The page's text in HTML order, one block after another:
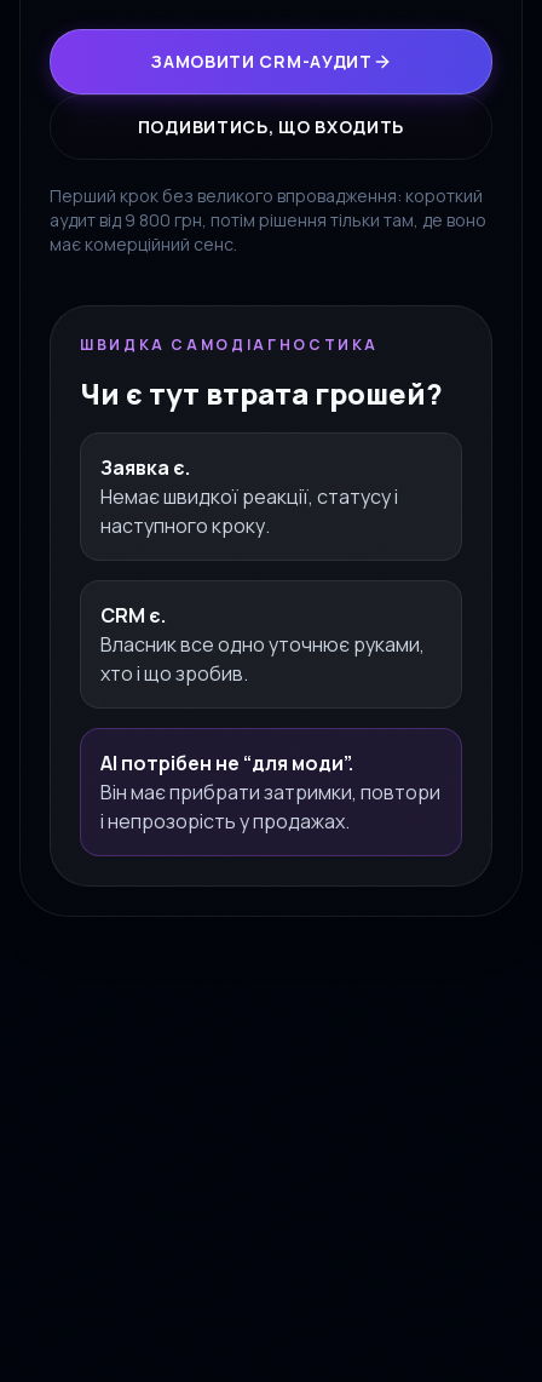
ЗАМОВИТИ CRM-АУДИТ
ПОДИВИТИСЬ, ЩО ВХОДИТЬ
Перший крок без великого впровадження: короткий
аудит від 9 800 грн, потім рішення тільки там, де воно
має комерційний сенс.
ШВИДКА САМОДІАГНОСТИКА
Чи є тут втрата грошей?
Заявка є.
Немає швидкої реакції, статусу і
наступного кроку.
CRM є.
Власник все одно уточнює руками,
хто і що зробив.
AI потрібен не “для моди”.
Він має прибрати затримки, повтори
і непрозорість у продажах.